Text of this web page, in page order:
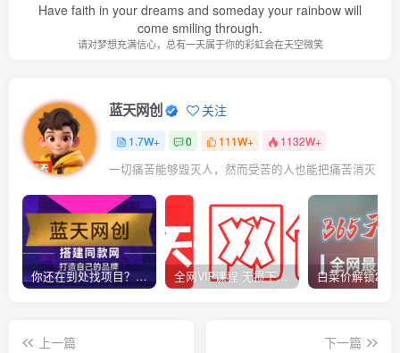
Have faith in your dreams and someday your rainbow will
come smiling through.
请对梦想充满信心，总有一天属于你的彩虹会在天空微笑
蓝天网创 关注
1.7W+ 0 111W+ 1132W+
一切痛苦能够毁灭人，然而受苦的人也能把痛苦消灭
你还在到处找项目？还在当韭菜？我靠卖项目一个月收入5万+，曾经我也是个失败者。 全网VIP课程 无损下载~
上一篇
下一篇